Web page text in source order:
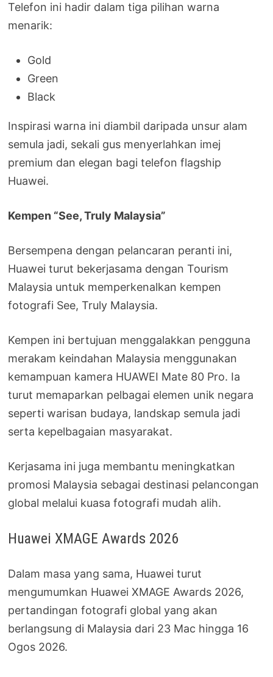
Telefon ini hadir dalam tiga pilihan warna
menarik:
Gold
Green
Black
Inspirasi warna ini diambil daripada unsur alam
semula jadi, sekali gus menyerlahkan imej
premium dan elegan bagi telefon flagship
Huawei.
Kempen “See, Truly Malaysia”
Bersempena dengan pelancaran peranti ini,
Huawei turut bekerjasama dengan Tourism
Malaysia untuk memperkenalkan kempen
fotografi See, Truly Malaysia.
Kempen ini bertujuan menggalakkan pengguna
merakam keindahan Malaysia menggunakan
kemampuan kamera HUAWEI Mate 80 Pro. Ia
turut memaparkan pelbagai elemen unik negara
seperti warisan budaya, landskap semula jadi
serta kepelbagaian masyarakat.
Kerjasama ini juga membantu meningkatkan
promosi Malaysia sebagai destinasi pelancongan
global melalui kuasa fotografi mudah alih.
Huawei XMAGE Awards 2026
Dalam masa yang sama, Huawei turut
mengumumkan Huawei XMAGE Awards 2026,
pertandingan fotografi global yang akan
berlangsung di Malaysia dari 23 Mac hingga 16
Ogos 2026.